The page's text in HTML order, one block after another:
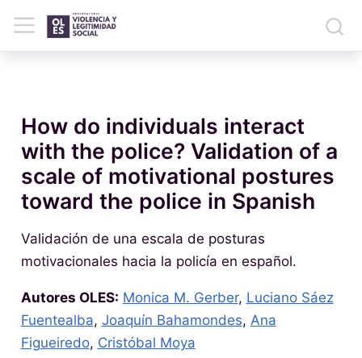
How do individuals interact
with the police? Validation of a
scale of motivational postures
toward the police in Spanish
Validación de una escala de posturas
motivacionales hacia la policía en español.
Autores OLES: Monica M. Gerber, Luciano Sáez
Fuentealba, Joaquín Bahamondes, Ana
Figueiredo, Cristóbal Moya